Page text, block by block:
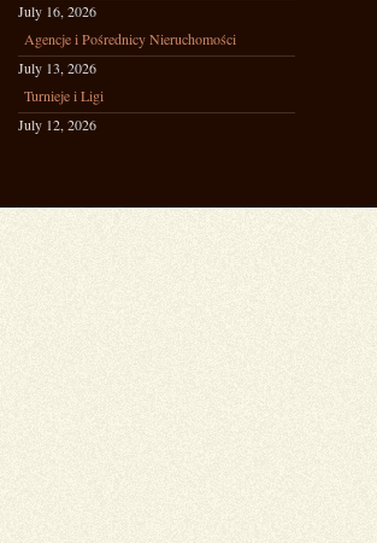
July 16, 2026
Agencje i Pośrednicy Nieruchomości
July 13, 2026
Turnieje i Ligi
July 12, 2026